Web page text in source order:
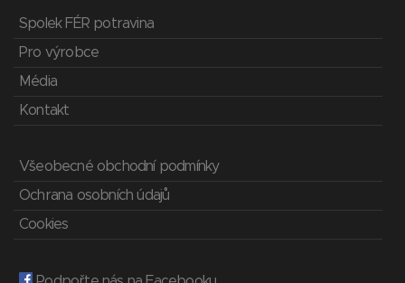
Spolek FÉR potravina
Pro výrobce
Média
Kontakt
Všeobecné obchodní podmínky
Ochrana osobních údajů
Cookies